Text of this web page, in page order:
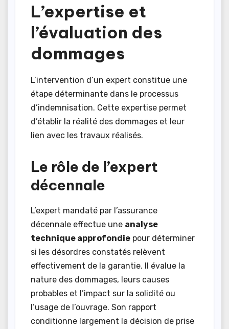
L’expertise et
l’évaluation des
dommages
L’intervention d’un expert constitue une
étape déterminante dans le processus
d’indemnisation. Cette expertise permet
d’établir la réalité des dommages et leur
lien avec les travaux réalisés.
Le rôle de l’expert
décennale
L’expert mandaté par l’assurance
décennale effectue une analyse
technique approfondie pour déterminer
si les désordres constatés relèvent
effectivement de la garantie. Il évalue la
nature des dommages, leurs causes
probables et l’impact sur la solidité ou
l’usage de l’ouvrage. Son rapport
conditionne largement la décision de prise